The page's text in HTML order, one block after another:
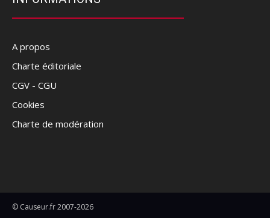
A propos
Charte éditoriale
CGV - CGU
Cookies
Charte de modération
© Causeur.fr 2007-2026